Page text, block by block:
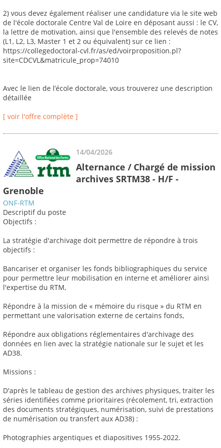
2) vous devez également réaliser une candidature via le site web
de l'école doctorale Centre Val de Loire en déposant aussi : le CV,
la lettre de motivation, ainsi que l'ensemble des relevés de notes
(L1, L2, L3, Master 1 et 2 ou équivalent) sur ce lien :
https://collegedoctoral-cvl.fr/as/ed/voirproposition.pl?
site=CDCVL&matricule_prop=74010
Avec le lien de l’école doctorale, vous trouverez une description
détaillée
[ voir l'offre complète ]
14/04/2026
Alternance / Chargé de mission
archives SRTM38 - H/F -
Grenoble
ONF-RTM
Descriptif du poste
Objectifs :
La stratégie d'archivage doit permettre de répondre à trois
objectifs :
Bancariser et organiser les fonds bibliographiques du service
pour permettre leur mobilisation en interne et améliorer ainsi
l'expertise du RTM,
Répondre à la mission de « mémoire du risque » du RTM en
permettant une valorisation externe de certains fonds,
Répondre aux obligations réglementaires d'archivage des
données en lien avec la stratégie nationale sur le sujet et les
AD38.
Missions :
D'après le tableau de gestion des archives physiques, traiter les
séries identifiées comme prioritaires (récolement, tri, extraction
des documents stratégiques, numérisation, suivi de prestations
de numérisation ou transfert aux AD38) :
Photographies argentiques et diapositives 1955-2022.